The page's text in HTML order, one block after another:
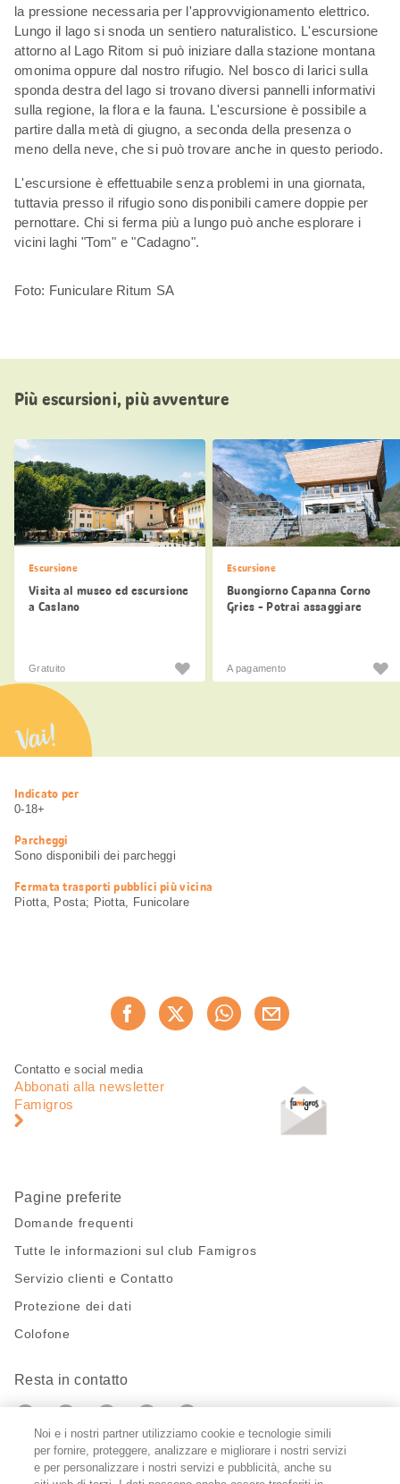
la pressione necessaria per l'approvvigionamento elettrico.
Lungo il lago si snoda un sentiero naturalistico. L'escursione
attorno al Lago Ritom si può iniziare dalla stazione montana
omonima oppure dal nostro rifugio. Nel bosco di larici sulla
sponda destra del lago si trovano diversi pannelli informativi
sulla regione, la flora e la fauna. L'escursione è possibile a
partire dalla metà di giugno, a seconda della presenza o
meno della neve, che si può trovare anche in questo periodo.
L'escursione è effettuabile senza problemi in una giornata,
tuttavia presso il rifugio sono disponibili camere doppie per
pernottare. Chi si ferma più a lungo può anche esplorare i
vicini laghi "Tom" e "Cadagno".
Foto: Funiculare Ritum SA
Più escursioni, più avventure
Escursione
Visita al museo ed escursione
a Caslano
Gratuito
Escursione
Buongiorno Capanna Corno
Gries - Potrai assaggiare
A pagamento
Vai!
Informazioni
utili
Indicato per
0-18+
Parcheggi
Sono disponibili dei parcheggi
Fermata trasporti pubblici più vicina
Piotta, Posta; Piotta, Funicolare
Consiglia ora
Piè
pagina
Navigazione
pagina
Contatto e social media
Abbonati alla newsletter
Famigros
Pagine preferite
Domande frequenti
Tutte le informazioni sul club Famigros
Servizio clienti e Contatto
Protezione dei dati
Colofone
Resta in contatto
https://twitter.com/migros?
https://www.youtube.com/user/
PinterestInstagram
Impostazioni cookie
Noi e i nostri partner utilizziamo cookie e tecnologie simili
per fornire, proteggere, analizzare e migliorare i nostri servizi
e per personalizzare i nostri servizi e pubblicità, anche su